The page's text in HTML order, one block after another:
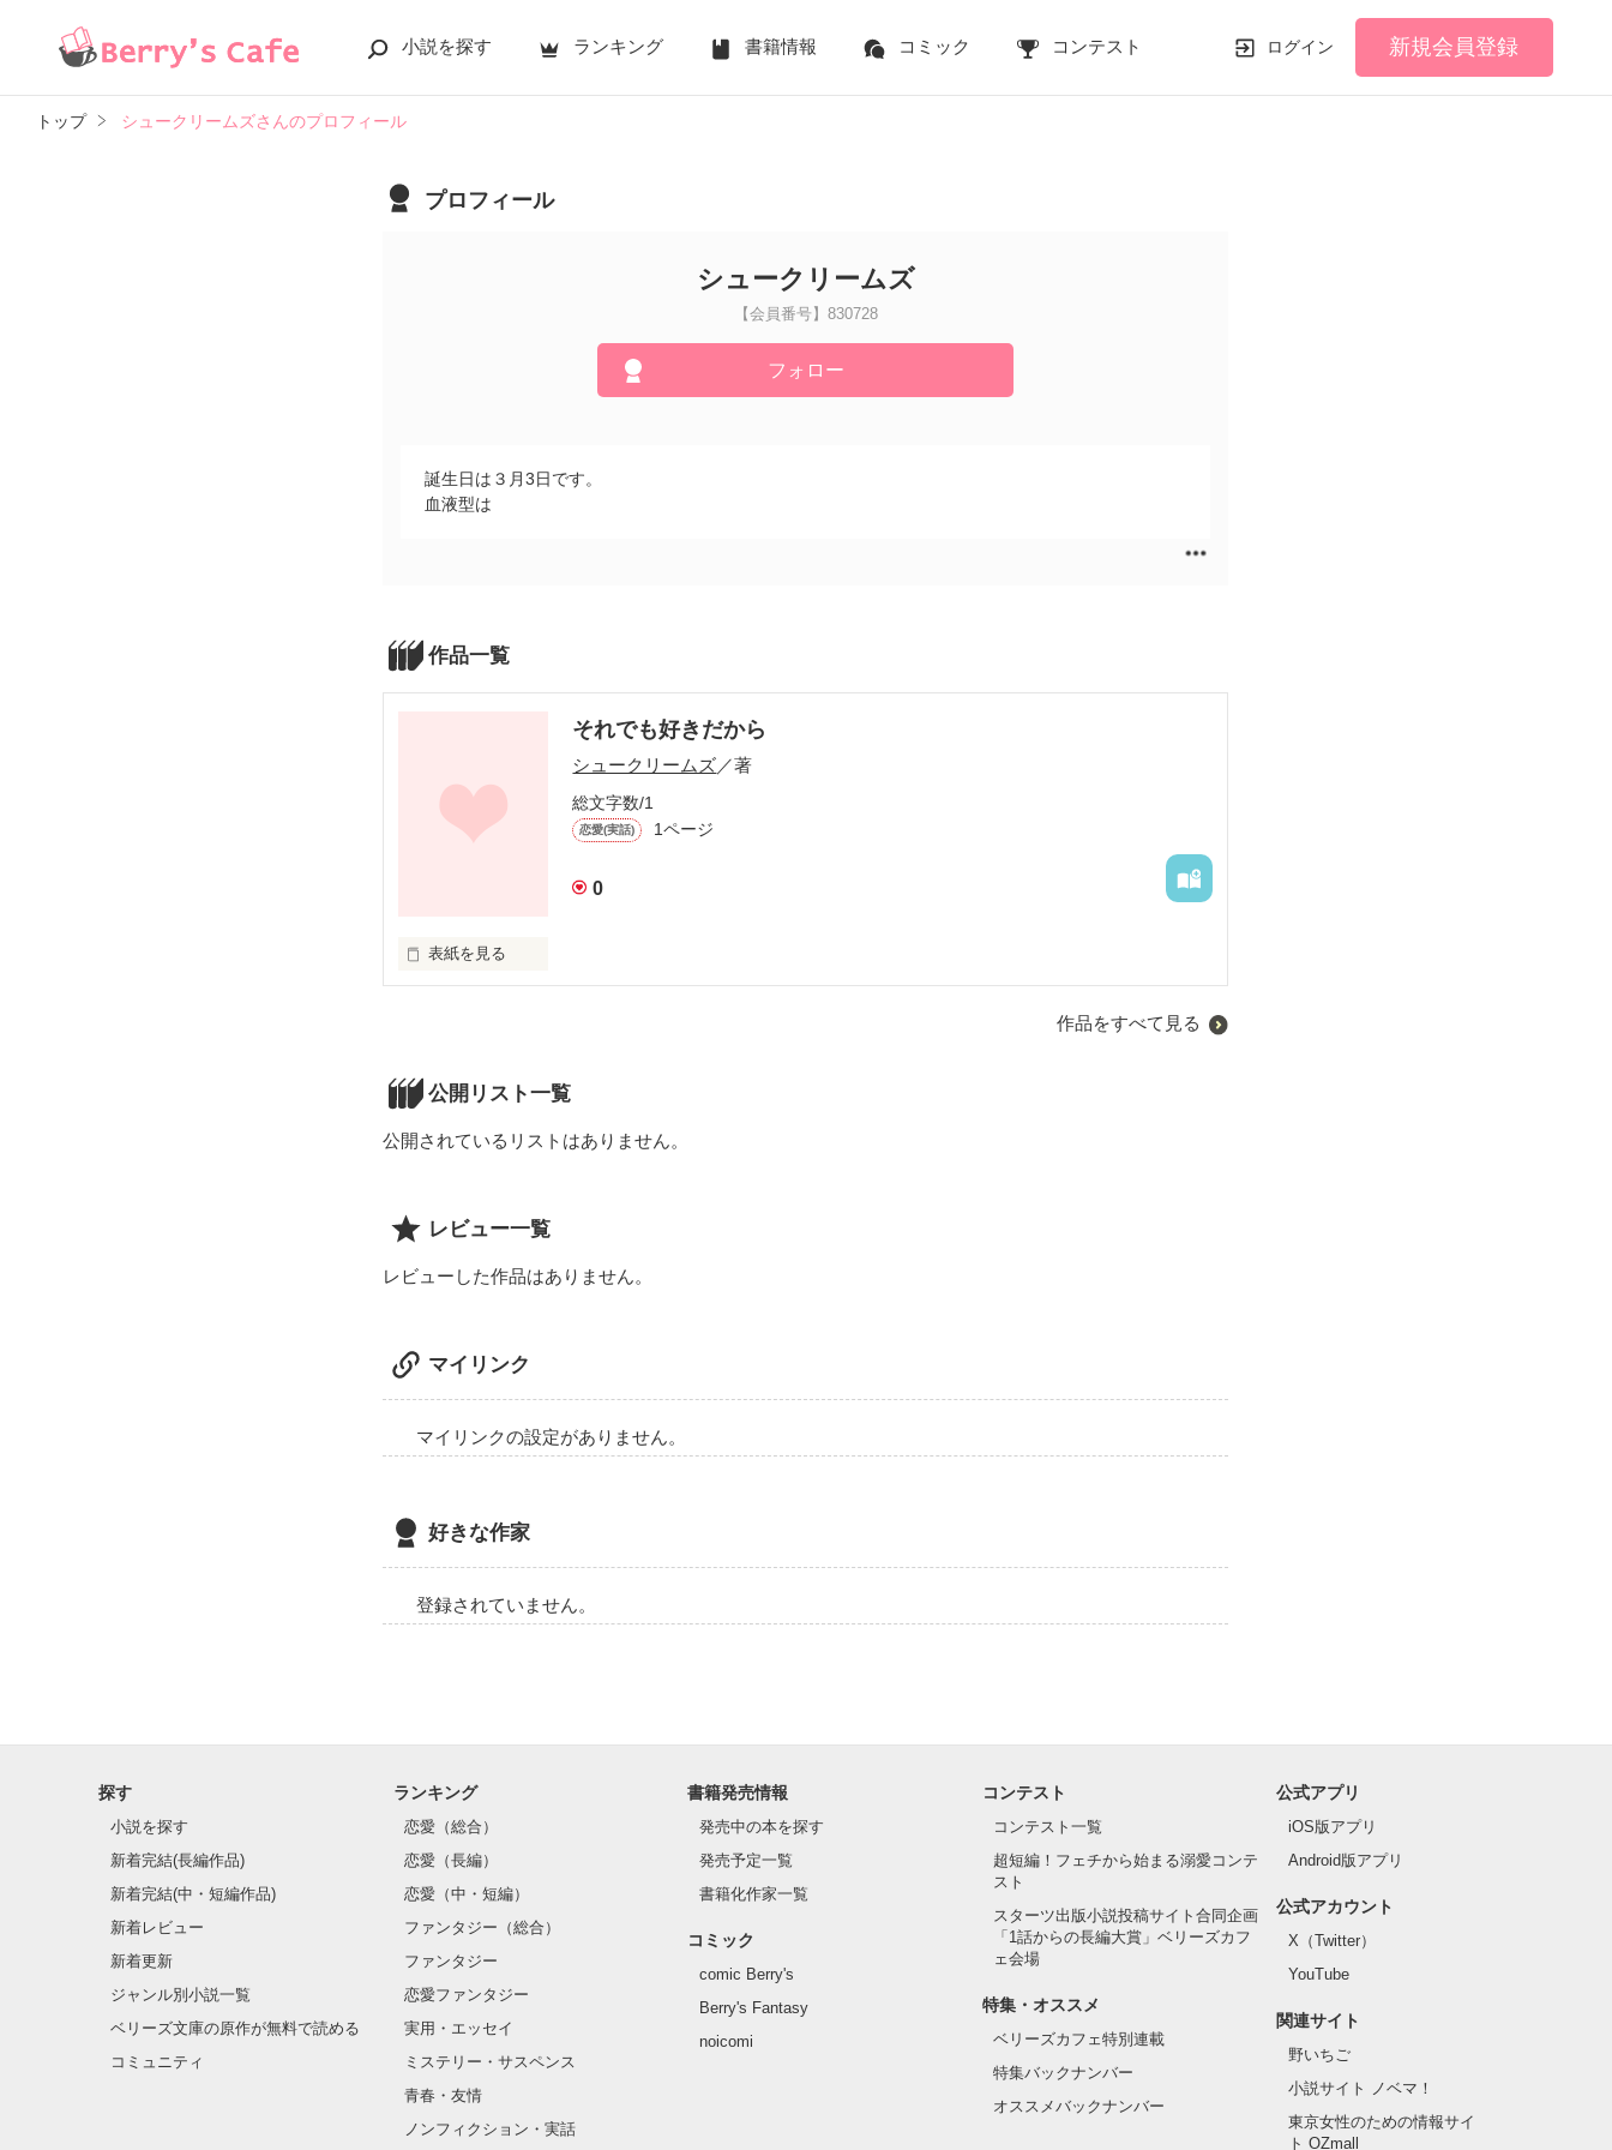
小説を探す ランキング 書籍情報 コミック コンテスト ログイン 新規会員登録
トップ シュークリームズさんのプロフィール
プロフィール
シュークリームズ
【会員番号】830728
フォロー
誕生日は３月3日です。
血液型は
作品一覧
それでも好きだから
シュークリームズ／著
総文字数/1
恋愛(実話) 1ページ
0
表紙を見る
作品をすべて見る
公開リスト一覧
公開されているリストはありません。
レビュー一覧
レビューした作品はありません。
マイリンク
マイリンクの設定がありません。
好きな作家
登録されていません。
探す
小説を探す
新着完結(長編作品)
新着完結(中・短編作品)
新着レビュー
新着更新
ジャンル別小説一覧
ベリーズ文庫の原作が無料で読める
コミュニティ
ランキング
恋愛（総合）
恋愛（長編）
恋愛（中・短編）
ファンタジー（総合）
ファンタジー
恋愛ファンタジー
実用・エッセイ
ミステリー・サスペンス
青春・友情
ノンフィクション・実話
書籍発売情報
発売中の本を探す
発売予定一覧
書籍化作家一覧
コミック
comic Berry's
Berry's Fantasy
noicomi
コンテスト
コンテスト一覧
超短編！フェチから始まる溺愛コンテ
スト
スターツ出版小説投稿サイト合同企画
「1話からの長編大賞」ベリーズカフ
ェ会場
特集・オススメ
ベリーズカフェ特別連載
特集バックナンバー
オススメバックナンバー
公式アプリ
iOS版アプリ
Android版アプリ
公式アカウント
X（Twitter）
YouTube
関連サイト
野いちご
小説サイト ノベマ！
東京女性のための情報サイ
ト OZmall